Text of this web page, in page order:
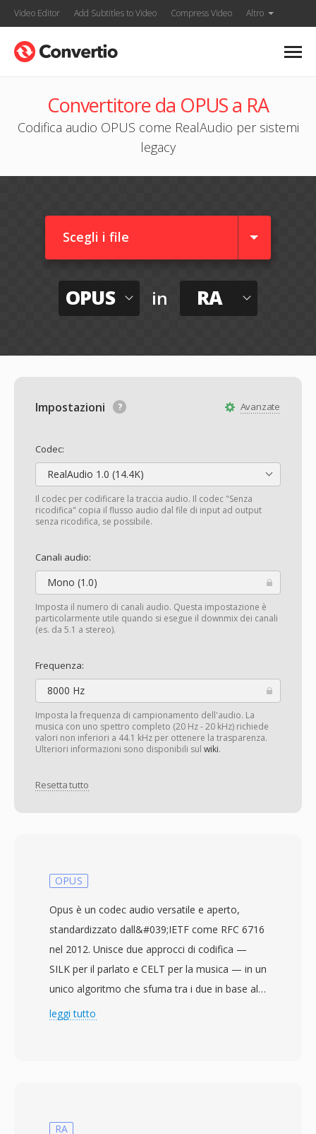
Video Editor Add Subtitles to Video Compress Video Altro
Convertitore da OPUS a RA
Codifica audio OPUS come RealAudio per sistemi
legacy
Scegli i file
OPUS in RA
Avanzate
Impostazioni
Codec:
RealAudio 1.0 (14.4K)
Il codec per codificare la traccia audio. Il codec "Senza
ricodifica" copia il flusso audio dal file di input ad output
senza ricodifica, se possibile.
Canali audio:
Mono (1.0)
Imposta il numero di canali audio. Questa impostazione è
particolarmente utile quando si esegue il downmix dei canali
(es. da 5.1 a stereo).
Frequenza:
8000 Hz
Imposta la frequenza di campionamento dell'audio. La
musica con uno spettro completo (20 Hz - 20 kHz) richiede
valori non inferiori a 44.1 kHz per ottenere la trasparenza.
Ulteriori informazioni sono disponibili sul wiki.
Resetta tutto
OPUS
Opus è un codec audio versatile e aperto,
standardizzato dall&#039;IETF come RFC 6716
nel 2012. Unisce due approcci di codifica —
SILK per il parlato e CELT per la musica — in un
unico algoritmo che sfuma tra i due in base al
tipo di contenuto e al bitrate. Questo design
bitrate da 6 a 510 kbps, frequenze di
leggi tutto
RA